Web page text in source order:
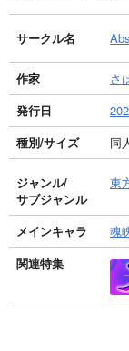
サークル名
作家
さ
発行日
種別/サイズ
同
ジャンル/
サブジャンル
東
メインキャラ
魂
関連特集